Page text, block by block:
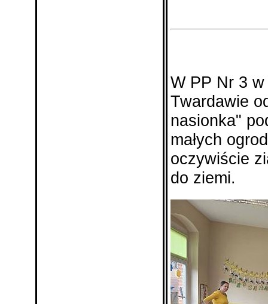
W PP Nr 3
Twardawie
nasionka"
małych
oczywiście
do ziemi.